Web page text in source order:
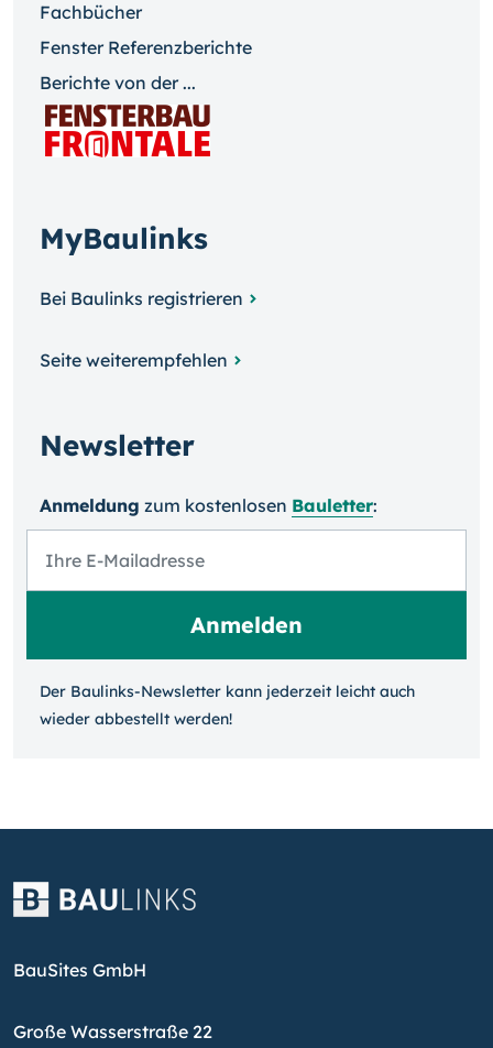
Fachbücher
Fenster Referenzberichte
Berichte von der ...
MyBaulinks
Bei Baulinks registrieren
Seite weiterempfehlen
Newsletter
Anmeldung zum kosten­losen Bauletter:
Der Baulinks-Newsletter kann jeder­zeit leicht auch
wieder ab­bestellt werden!
BauSites GmbH
Große Wasserstraße 22